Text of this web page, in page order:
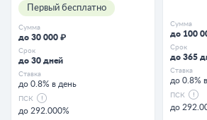
Первый бесплатно
Сумма
до 30 000 ₽
Срок
до 30 дней
Ставка
до 0.8% в день
ПСК
до 292.000%
Сумма
до 100
Срок
до 365
Ставка
до 0.8%
ПСК
до